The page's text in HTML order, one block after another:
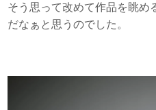
そう思って改めて作品を眺め
だなぁと思うのでした。